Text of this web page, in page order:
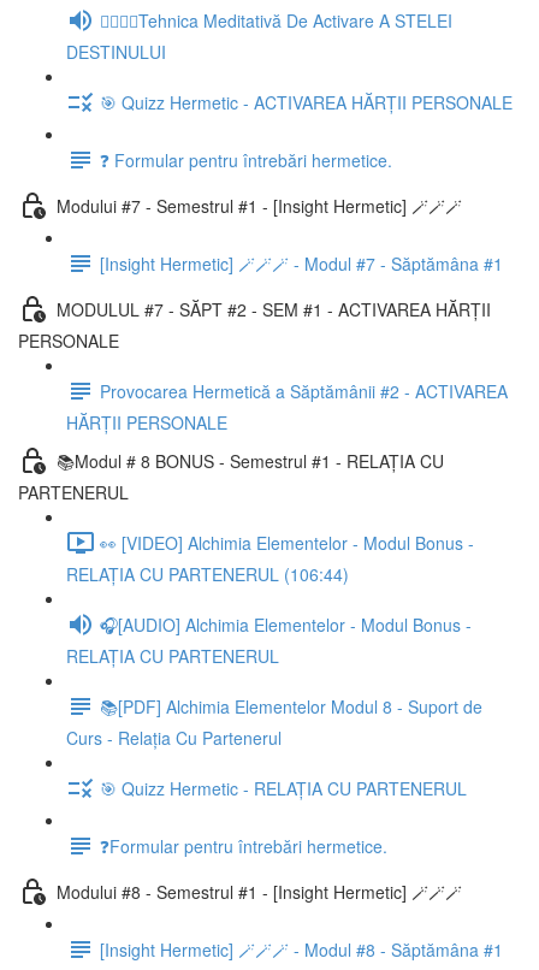
🧘‍♂️🧘‍♀️Tehnica Meditativă De Activare A STELEI
DESTINULUI
🎯 Quizz Hermetic - ACTIVAREA HĂRȚII PERSONALE
❓ Formular pentru întrebări hermetice.
Modului #7 - Semestrul #1 - [Insight Hermetic] 🪄🪄🪄
[Insight Hermetic] 🪄🪄🪄 - Modul #7 - Săptămâna #1
MODULUL #7 - SĂPT #2 - SEM #1 - ACTIVAREA HĂRȚII
PERSONALE
Provocarea Hermetică a Săptămânii #2 - ACTIVAREA
HĂRȚII PERSONALE
📚Modul # 8 BONUS - Semestrul #1 - RELAȚIA CU
PARTENERUL
👀 [VIDEO] Alchimia Elementelor - Modul Bonus -
RELAȚIA CU PARTENERUL (106:44)
🎧[AUDIO] Alchimia Elementelor - Modul Bonus -
RELAȚIA CU PARTENERUL
📚[PDF] Alchimia Elementelor Modul 8 - Suport de
Curs - Relația Cu Partenerul
🎯 Quizz Hermetic - RELAȚIA CU PARTENERUL
❓Formular pentru întrebări hermetice.
Modului #8 - Semestrul #1 - [Insight Hermetic] 🪄🪄🪄
[Insight Hermetic] 🪄🪄🪄 - Modul #8 - Săptămâna #1